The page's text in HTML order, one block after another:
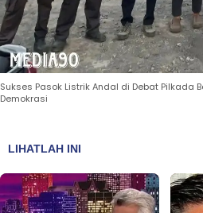
Sukses Pasok Listrik Andal di Debat Pilkada
Demokrasi